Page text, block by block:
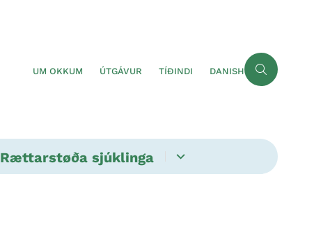
UM OKKUM ÚTGÁVUR TÍÐINDI DANISH
Rættarstøða sjúklinga